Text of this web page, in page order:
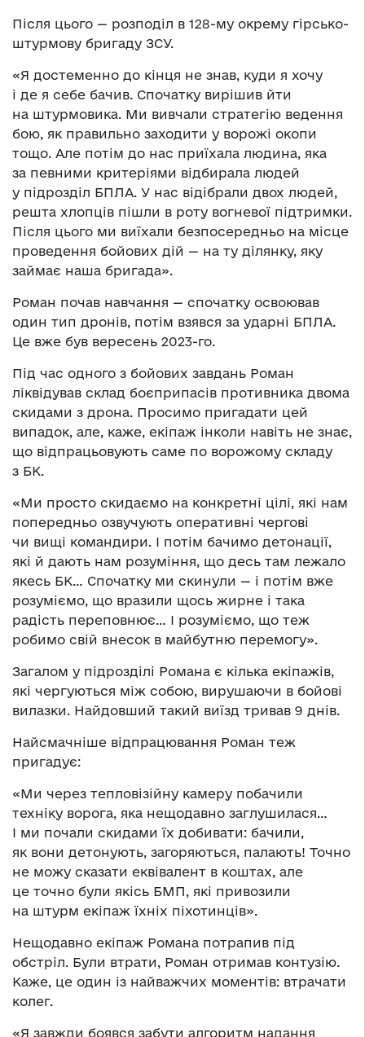
Після цього — розподіл в 128-му окрему гірсько-
штурмову бригаду ЗСУ.
«Я достеменно до кінця не знав, куди я хочу
і де я себе бачив. Спочатку вирішив йти
на штурмовика. Ми вивчали стратегію ведення
бою, як правильно заходити у ворожі окопи
тощо. Але потім до нас приїхала людина, яка
за певними критеріями відбирала людей
у підрозділ БПЛА. У нас відібрали двох людей,
решта хлопців пішли в роту вогневої підтримки.
Після цього ми виїхали безпосередньо на місце
проведення бойових дій — на ту ділянку, яку
займає наша бригада».
Роман почав навчання — спочатку освоював
один тип дронів, потім взявся за ударні БПЛА.
Це вже був вересень 2023-го.
Під час одного з бойових завдань Роман
ліквідував склад боєприпасів противника двома
скидами з дрона. Просимо пригадати цей
випадок, але, каже, екіпаж інколи навіть не знає,
що відпрацьовують саме по ворожому складу
з БК.
«Ми просто скидаємо на конкретні цілі, які нам
попередньо озвучують оперативні чергові
чи вищі командири. І потім бачимо детонації,
які й дають нам розуміння, що десь там лежало
якесь БК… Спочатку ми скинули — і потім вже
розуміємо, що вразили щось жирне і така
радість переповнює… І розуміємо, що теж
робимо свій внесок в майбутню перемогу».
Загалом у підрозділі Романа є кілька екіпажів,
які чергуються між собою, вирушаючи в бойові
вилазки. Найдовший такий виїзд тривав 9 днів.
Найсмачніше відпрацювання Роман теж
пригадує:
«Ми через тепловізійну камеру побачили
техніку ворога, яка нещодавно заглушилася…
І ми почали скидами їх добивати: бачили,
як вони детонують, загоряються, палають! Точно
не можу сказати еквівалент в коштах, але
це точно були якісь БМП, які привозили
на штурм екіпаж їхніх піхотинців».
Нещодавно екіпаж Романа потрапив під
обстріл. Були втрати, Роман отримав контузію.
Каже, це один із найважчих моментів: втрачати
колег.
«Я завжди боявся забути алгоритм надання